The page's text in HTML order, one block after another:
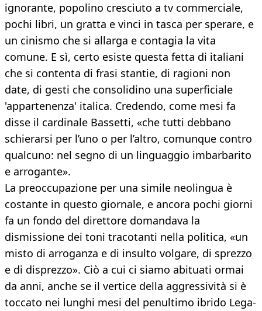
ignorante, popolino cresciuto a tv commerciale,
pochi libri, un gratta e vinci in tasca per sperare, e
un cinismo che si allarga e contagia la vita
comune. E sì, certo esiste questa fetta di italiani
che si contenta di frasi stantie, di ragioni non
date, di gesti che consolidino una superficiale
'appartenenza' italica. Credendo, come mesi fa
disse il cardinale Bassetti, «che tutti debbano
schierarsi per l’uno o per l’altro, comunque contro
qualcuno: nel segno di un linguaggio imbarbarito
e arrogante».
La preoccupazione per una simile neolingua è
costante in questo giornale, e ancora pochi giorni
fa un fondo del direttore domandava la
dismissione dei toni tracotanti nella politica, «un
misto di arroganza e di insulto volgare, di sprezzo
e di disprezzo». Ciò a cui ci siamo abituati ormai
da anni, anche se il vertice della aggressività si è
toccato nei lunghi mesi del penultimo ibrido Lega-